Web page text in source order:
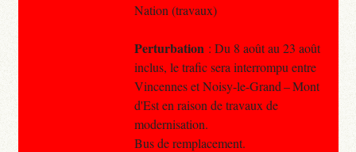
Nation (travaux)
Perturbation : Du 8 août au 23 août
inclus, le trafic sera interrompu entre
Vincennes et Noisy-le-Grand – Mont
d'Est en raison de travaux de
modernisation.
Bus de remplacement.